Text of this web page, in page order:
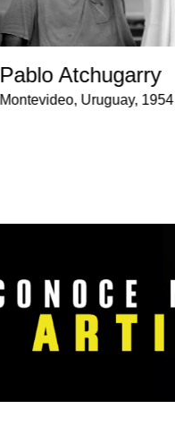
Pablo Atchugarry
Montevideo, Uruguay, 1954